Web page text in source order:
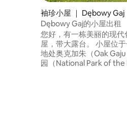
袖珍小屋 ｜ Dębowy Gaj
Dębowy Gaj的小屋出租
您好，有一栋美丽的现
屋，带大露台。 小屋位于一大片土地上，
地处奥克加朱（Oak
园（National Park of the